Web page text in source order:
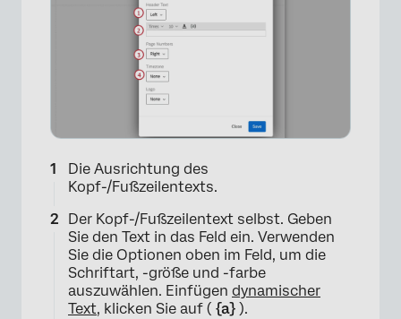
Die Ausrichtung des
Kopf-/Fußzeilentexts.
Der Kopf-/Fußzeilentext selbst. Geben
Sie den Text in das Feld ein. Verwenden
Sie die Optionen oben im Feld, um die
Schriftart, -größe und -farbe
auszuwählen. Einfügen dynamischer
Text, klicken Sie auf ( {a} ).